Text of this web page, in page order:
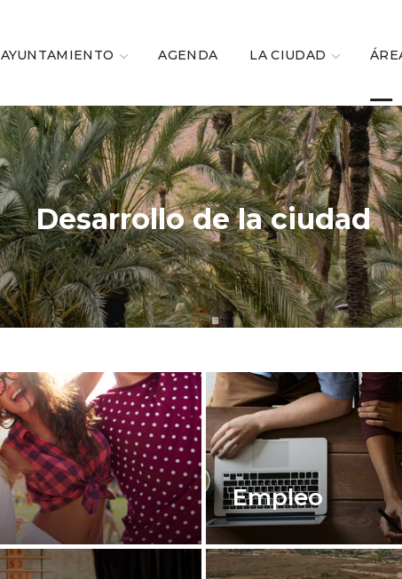
AYUNTAMIENTO AGENDA LA CIUDAD
Desarrollo de la ciudad
Empleo